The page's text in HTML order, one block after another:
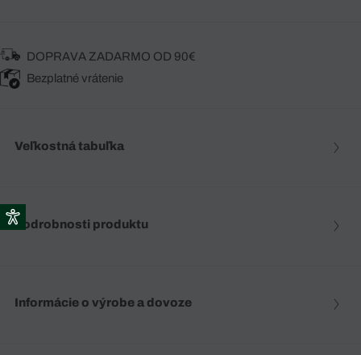
DOPRAVA ZADARMO OD 90€
Bezplatné vrátenie
Veľkostná tabuľka
Podrobnosti produktu
Informácie o výrobe a dovoze